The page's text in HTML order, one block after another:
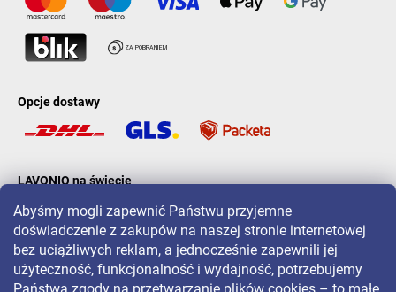
Abyśmy mogli zapewnić Państwu przyjemne
doświadczenie z zakupów na naszej stronie internetowej
bez uciążliwych reklam, a jednocześnie zapewnili jej
użyteczność, funkcjonalność i wydajność, potrzebujemy
Opcje dostawy
LAVONIO na świecie